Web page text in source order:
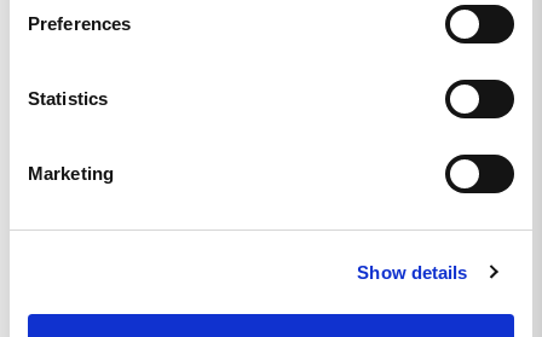
Preferences
Statistics
Marketing
Show details
Dela
Thomas w.
Tunn men varm mössa som jag tycker håller hög kvalitet